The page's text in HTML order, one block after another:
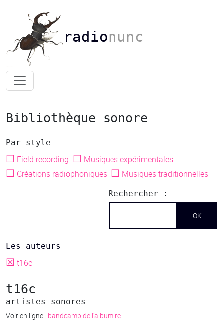
radionunc
Bibliothèque sonore
Par style
☐ Field recording ☐ Musiques expérimentales
☐ Créations radiophoniques ☐ Musiques traditionnelles
Rechercher :
Les auteurs
☒ t16c
t16c
artistes sonores
Voir en ligne : bandcamp de l'album re